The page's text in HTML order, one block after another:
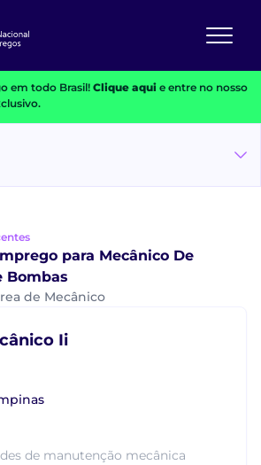
em todo Brasil!Clique aquie entre no nosso
para Mecânico De
Bombas
de Mecânico
Ii
de manutenção mecânica